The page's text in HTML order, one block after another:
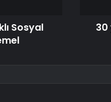
Sosyal
30